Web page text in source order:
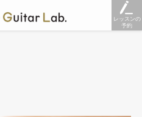
レッスンの
予約